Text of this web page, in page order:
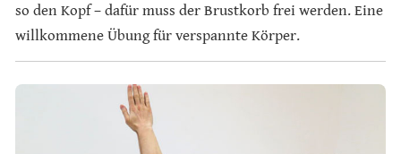
so den Kopf – dafür muss der Brustkorb frei werden. Eine
willkommene Übung für verspannte Körper.